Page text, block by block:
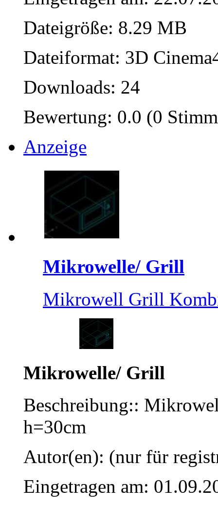
Dateigröße: 8.29 MB
Dateiformat: 3D
Downloads: 24
Bewertung: 0.0 (0
Anzeige
Mikrowelle/ Grill
Mikrowell Grill
Mikrowelle/ Grill
Beschreibung::
h=30cm
Autor(en): (nur für
Eingetragen am: